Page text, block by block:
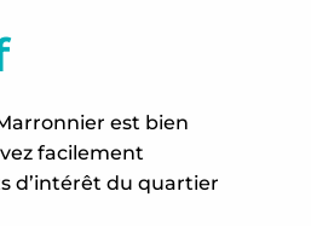
est bien
facilement
d’intérêt du quartier